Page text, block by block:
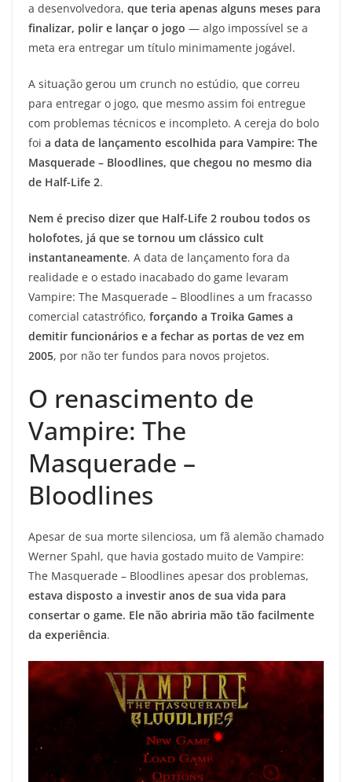
a desenvolvedora, que teria apenas alguns meses para
finalizar, polir e lançar o jogo — algo impossível se a
meta era entregar um título minimamente jogável.
A situação gerou um crunch no estúdio, que correu
para entregar o jogo, que mesmo assim foi entregue
com problemas técnicos e incompleto. A cereja do bolo
foi a data de lançamento escolhida para Vampire: The
Masquerade – Bloodlines, que chegou no mesmo dia
de Half-Life 2.
Nem é preciso dizer que Half-Life 2 roubou todos os
holofotes, já que se tornou um clássico cult
instantaneamente. A data de lançamento fora da
realidade e o estado inacabado do game levaram
Vampire: The Masquerade – Bloodlines a um fracasso
comercial catastrófico, forçando a Troika Games a
demitir funcionários e a fechar as portas de vez em
2005, por não ter fundos para novos projetos.
O renascimento de
Vampire: The
Masquerade –
Bloodlines
Apesar de sua morte silenciosa, um fã alemão chamado
Werner Spahl, que havia gostado muito de Vampire:
The Masquerade – Bloodlines apesar dos problemas,
estava disposto a investir anos de sua vida para
consertar o game. Ele não abriria mão tão facilmente
da experiência.